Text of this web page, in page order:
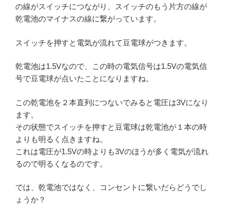
の線がスイッチにつながり、スイッチのもう片方の線が
乾電池のマイナスの線に繋がっています。
スイッチを押すと電気が流れて豆電球がつきます。
乾電池は1.5Vなので、この時の電気信号は1.5Vの電気信
号で豆電球が点いたことになりますね。
この乾電池を２本直列につないでみると電圧は3Vになり
ます。
その状態でスイッチを押すと豆電球は乾電池が１本の時
よりも明るく点きますね。
これは電圧が1.5Vの時よりも3Vのほうが多く電気が流れ
るので明るくなるのです。
では、乾電池ではなく、コンセントに繋いだらどうでし
ょうか？